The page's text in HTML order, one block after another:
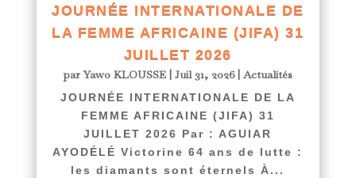
JOURNÉE INTERNATIONALE DE
LA FEMME AFRICAINE (JIFA) 31
JUILLET 2026
parYawo KLOUSSE |Juil 31, 2026|Actualités
JOURNÉE INTERNATIONALE DE LA
FEMME AFRICAINE (JIFA) 31
JUILLET 2026 Par : AGUIAR
AYODÉLÉ Victorine 64 ans de lutte :
les diamants sont éternels À...